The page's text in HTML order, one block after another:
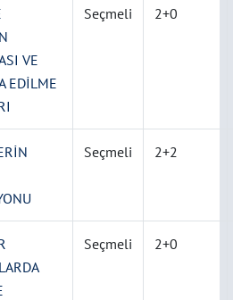
VE
EDİLME
Seçmeli 2+0
Seçmeli 2+2
Seçmeli 2+0